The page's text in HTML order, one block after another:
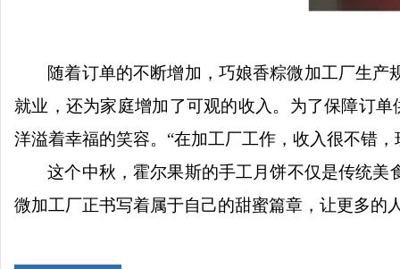
随着订单的不断增加，巧娘香粽微加工厂生产
就业，还为家庭增加了可观的收入。为了保障订
洋溢着幸福的笑容。“在加工厂工作，收入很不错
这个中秋，霍尔果斯的手工月饼不仅是传统
微加工厂正书写着属于自己的甜蜜篇章，让更多的